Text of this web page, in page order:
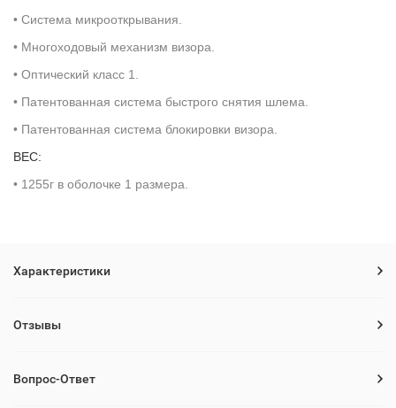
• Система микрооткрывания.
• Многоходовый механизм визора.
• Оптический класс 1.
• Патентованная система быстрого снятия шлема.
• Патентованная система блокировки визора.
ВЕС:
• 1255г в оболочке 1 размера.
Характеристики
Отзывы
Вопрос-Ответ